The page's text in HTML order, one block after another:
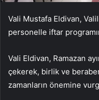
Vali Mustafa Eldivan,
personelle iftar
Vali Eldivan, Ramazan
çekerek, birlik ve
zamanların önemine